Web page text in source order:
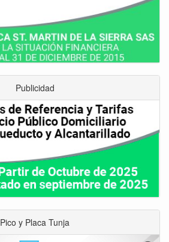
Publicidad
Pico y Placa Tunja